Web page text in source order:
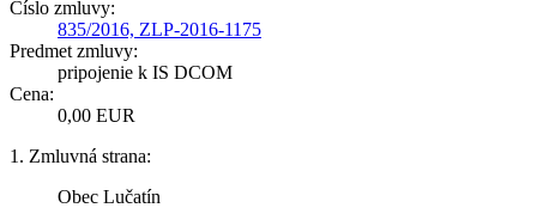
Číslo zmluvy:
835/2016, ZLP-2016-1175
Predmet zmluvy:
pripojenie k IS DCOM
Cena:
0,00 EUR
1. Zmluvná strana:
Obec Lučatín